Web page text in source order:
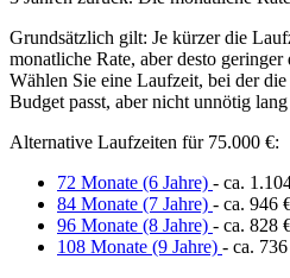
Grundsätzlich gilt: Je kürzer die
monatliche Rate, aber desto
Wählen Sie eine Laufzeit, bei der
Budget passt, aber nicht unnötig lang
Alternative Laufzeiten für 75.000 €:
72 Monate (6 Jahre) - ca.
84 Monate (7 Jahre) - ca. 946
96 Monate (8 Jahre) - ca. 828
108 Monate (9 Jahre) - ca.